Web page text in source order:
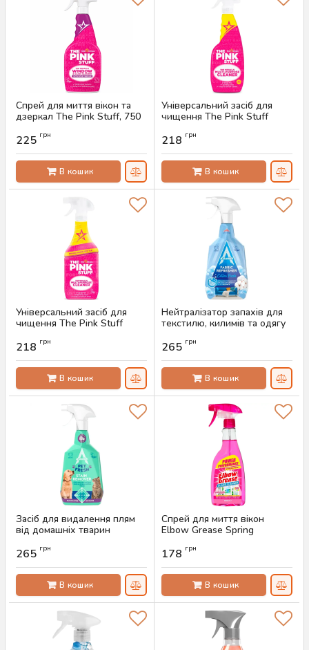
Спрей для миття вікон та
дзеркал The Pink Stuff, 750
Артикул:
225 грн
В кошик
Універсальний засіб для
чищення The Pink Stuff
мл
Артикул:AS-00550
218 грн
В кошик
Універсальний засіб для
чищення The Pink Stuff
мл
Артикул:AS-00549
218 грн
В кошик
Нейтралізатор запахів для
текстилю, килимів та одягу
Артикул:
265 грн
В кошик
Засіб для видалення плям
від домашніх тварин
Артикул:
265 грн
В кошик
Спрей для миття вікон
Elbow Grease Spring
Артикул:
178 грн
В кошик